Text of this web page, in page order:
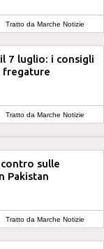
Tratto da Marche Notizie
7 luglio: i consigli
fregature
Tratto da Marche Notizie
sulle
Pakistan
Tratto da Marche Notizie